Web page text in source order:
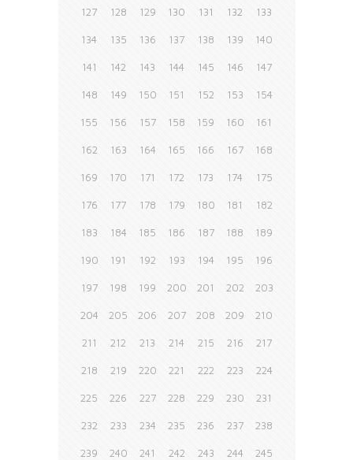
127 128 129 130 131 132 133
134 135 136 137 138 139 140
141 142 143 144 145 146 147
148 149 150 151 152 153 154
155 156 157 158 159 160 161
162 163 164 165 166 167 168
169 170 171 172 173 174 175
176 177 178 179 180 181 182
183 184 185 186 187 188 189
190 191 192 193 194 195 196
197 198 199 200 201 202 203
204 205 206 207 208 209 210
211 212 213 214 215 216 217
218 219 220 221 222 223 224
225 226 227 228 229 230 231
232 233 234 235 236 237 238
239 240 241 242 243 244 245